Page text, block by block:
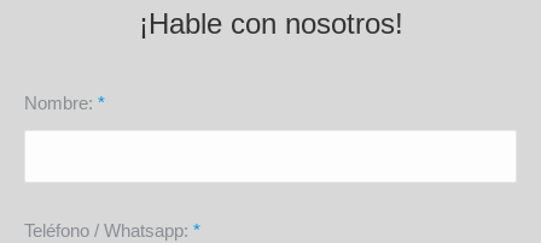
¡Hable con nosotros!
Nombre: *
Teléfono / Whatsapp: *